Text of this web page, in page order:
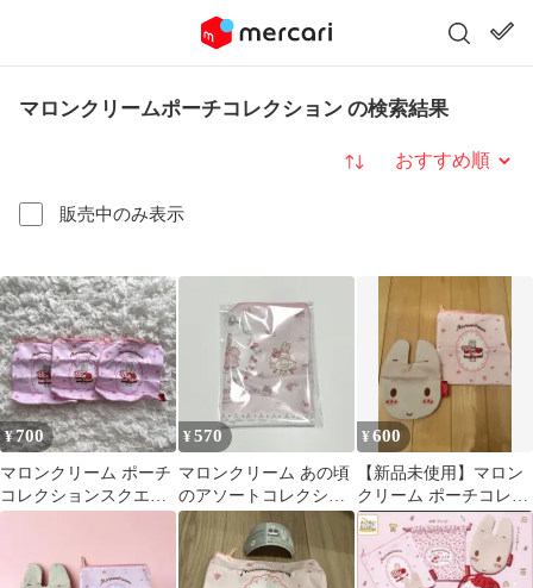
マロンクリームポーチコレクション の検索結果
販売中のみ表示
並び替え
¥700
マロンクリーム ポーチ
コレクションスクエア
ポーチ3個 サンリオ
¥570
マロンクリーム あの頃
のアソートコレクショ
ン ポーチ スクエア
¥600
【新品未使用】マロン
クリーム ポーチコレク
ション 2個セット